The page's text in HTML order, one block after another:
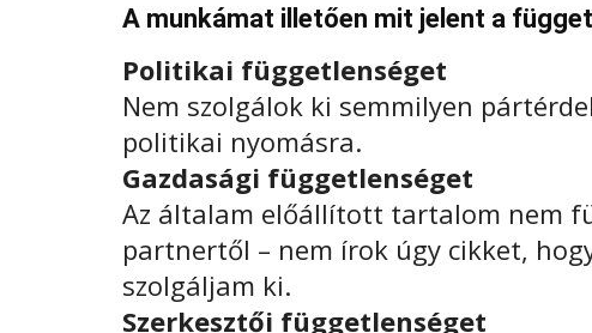
A munkámat illetően mit jelent a
Politikai függetlenséget
Nem szolgálok ki semmilyen
politikai nyomásra.
Gazdasági függetlenséget
Az általam előállított tartalom nem
partnertől – nem írok úgy cikket,
szolgáljam ki.
Szerkesztői függetlenséget